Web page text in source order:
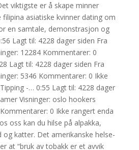
viktigste er å skape minner
asiatiske kvinner dating om
en samtale, demonstrasjon og
Lagt til: 4228 dager siden Fra
12284 Kommentarer: 0
Lagt til: 4228 dager siden Fra
5346 Kommentarer: 0 Ikke
-… 0:55 Lagt til: 4228 dager
Visninger: oslo hookers
0 Ikke rangert enda
oss kan du hilse på alpakka,
og katter. Det amerikanske helse­
at “bruk av tobakk er et avvik